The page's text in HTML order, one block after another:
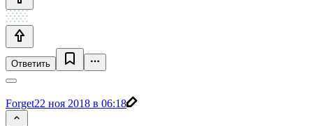
Ответить
Forget22 ноя 2018 в 06:18